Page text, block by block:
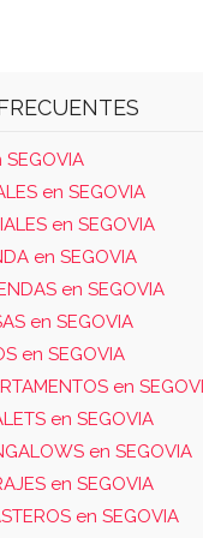
metros y sesenta
metros y
la calle parla y en
noventa centímetros,
y tres; suroeste, en
y sesenta
centímetros y
centímetros,
la misma se ha
vivienda
en una única
sala, comedor,
y aseo. la
en SEGOVIA
en SEGOVIA
en SEGOVIA
en SEGOVIA
en SEGOVIA
en SEGOVIA
en
en SEGOVIA
en SEGOVIA
en SEGOVIA
en SEGOVIA